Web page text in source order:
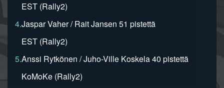
EST (Rally2)
4.Jaspar Vaher / Rait Jansen 51 pistettä
EST (Rally2)
5.Anssi Rytkönen / Juho-Ville Koskela 40 pistettä
KoMoKe (Rally2)